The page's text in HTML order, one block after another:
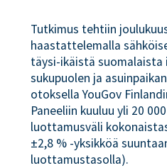
Tutkimus tehtiin
haastattelemalla
täysi-ikäistä suomalaista
sukupuolen ja
otoksella YouGov
Paneeliin kuuluu yli 20
luottamusväli
±2,8 % -yksikköä
luottamustasolla).